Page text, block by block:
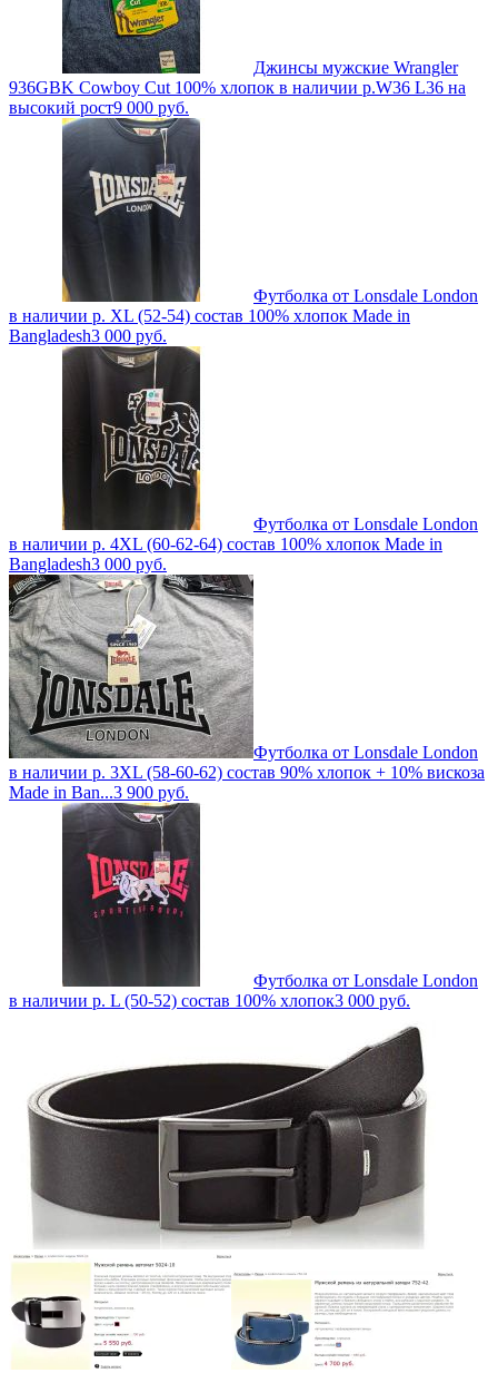
Джинсы мужские Wrangler
936GBK Cowboy Cut 100% хлопок в наличии р.W36 L36 на
высокий рост9 000 руб.
Футболка от Lonsdale London
в наличии р. XL (52-54) состав 100% хлопок Made in
Bangladesh3 000 руб.
Футболка от Lonsdale London
в наличии р. 4XL (60-62-64) состав 100% хлопок Made in
Bangladesh3 000 руб.
Футболка от Lonsdale London
в наличии р. 3XL (58-60-62) состав 90% хлопок + 10% вискоза
Made in Ban...3 900 руб.
Футболка от Lonsdale London
в наличии р. L (50-52) состав 100% хлопок3 000 руб.